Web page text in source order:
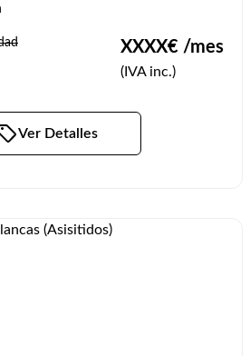
XXXX€ /mes
(IVA inc.)
Ver Detalles